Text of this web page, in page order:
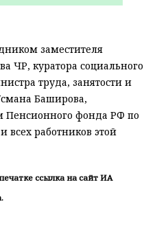
заместителя
ЧР, куратора социального
труда, занятости и
Баширова,
Пенсионного фонда РФ по
работников этой
ссылка на сайт ИА